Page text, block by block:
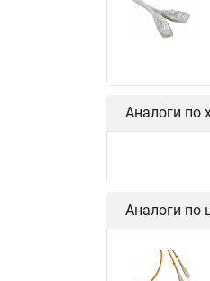
Аналоги по
Аналоги по